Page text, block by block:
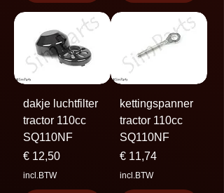
dakje luchtfilter
tractor 110cc
SQ110NF
Prijs
€ 12,50
incl.BTW
kettingspanner
tractor 110cc
SQ110NF
Prijs
€ 11,74
incl.BTW